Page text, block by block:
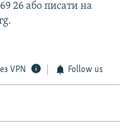
26 або писати на
VPN Follow us